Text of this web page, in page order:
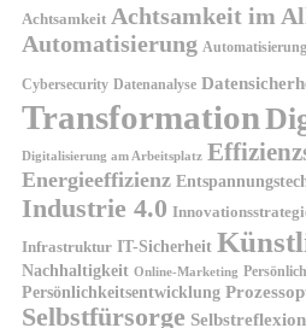
Achtsamkeit Achtsamkeit im
Automatisierung
Cybersecurity Datenanalyse
Transformation
Digitalisierung am Arbeitsplatz
Energieeffizienz
Industrie 4.0
Infrastruktur IT-Sicherheit
Nachhaltigkeit Online-Marketing
Persönlichkeitsentwicklung
Selbstfürsorge Selbstreflexion